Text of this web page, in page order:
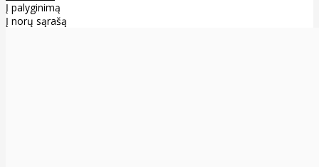
Į palyginimą
Į norų sąrašą